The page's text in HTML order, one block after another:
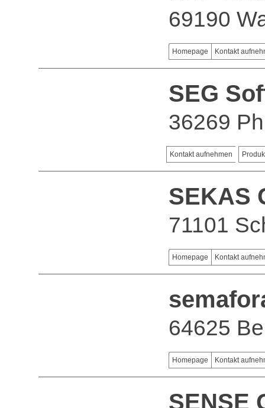
69190
Homepage Kontakt
SEG
36269
Kontakt aufnehmen
SEKAS
71101
Homepage Kontakt
64625
Homepage Kontakt
SENSE